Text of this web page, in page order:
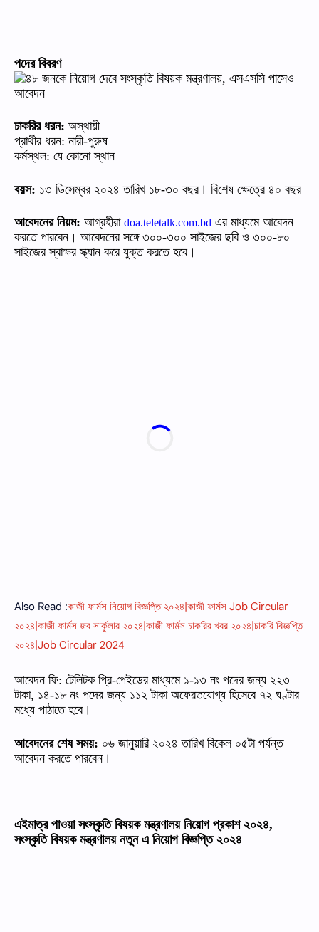
পদের বিবরণ
চাকরির ধরন: অস্থায়ী
প্রার্থীর ধরন: নারী-পুরুষ
কর্মস্থল: যে কোনো স্থান
বয়স: ১৩ ডিসেম্বর ২০২৪ তারিখ ১৮-৩০ বছর। বিশেষ ক্ষেত্রে ৪০ বছর
আবেদনের নিয়ম: আগ্রহীরা doa.teletalk.com.bd এর মাধ্যমে আবেদন
করতে পারবেন। আবেদনের সঙ্গে ৩০০-৩০০ সাইজের ছবি ও ৩০০-৮০
সাইজের স্বাক্ষর স্ক্যান করে যুক্ত করতে হবে।
Also Read :কাজী ফার্মস নিয়োগ বিজ্ঞপ্তি ২০২৪|কাজী ফার্মস Job Circular
২০২৪|কাজী ফার্মস জব সার্কুলার ২০২৪|কাজী ফার্মস চাকরির খবর ২০২৪|চাকরি বিজ্ঞপ্তি
২০২৪|Job Circular 2024
আবেদন ফি: টেলিটক প্রি-পেইডের মাধ্যমে ১-১৩ নং পদের জন্য ২২৩
টাকা, ১৪-১৮ নং পদের জন্য ১১২ টাকা অফেরতযোগ্য হিসেবে ৭২ ঘণ্টার
মধ্যে পাঠাতে হবে।
আবেদনের শেষ সময়: ০৬ জানুয়ারি ২০২৪ তারিখ বিকেল ০৫টা পর্যন্ত
আবেদন করতে পারবেন।
এইমাত্র পাওয়া সংস্কৃতি বিষয়ক মন্ত্রণালয় নিয়োগ প্রকাশ ২০২৪,
সংস্কৃতি বিষয়ক মন্ত্রণালয় নতুন এ নিয়োগ বিজ্ঞপ্তি ২০২৪